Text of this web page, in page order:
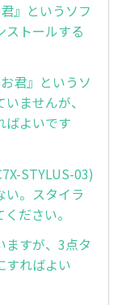
』というソフ
ストールする
君』というソ
ませんが、
ばよいです
STYLUS-03)
い。スタイラ
ださい。
ますが、3点タ
すればよい